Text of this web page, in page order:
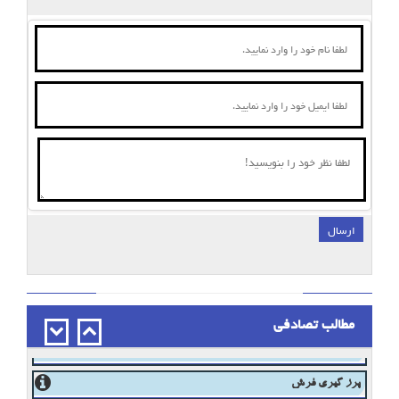
ارسال
مطالب تصادفی
مبلشویی ممتاز در اصفهان